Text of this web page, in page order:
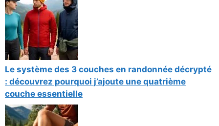
Le système des 3 couches en randonnée décrypté
: découvrez pourquoi j’ajoute une quatrième
couche essentielle